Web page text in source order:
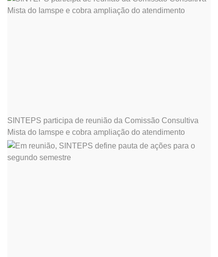
SINTEPS participa de reunião da Comissão Consultiva
Mista do Iamspe e cobra ampliação do atendimento